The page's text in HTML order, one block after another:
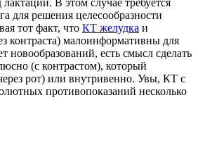
В этом случае требуется
для решения целесообразности
тот факт, что КТ желудка и
контраста) малоинформативны для
есть смысл сделать
(с контрастом), который
рот) или внутривенно. Увы, КТ с
противопоказаний несколько